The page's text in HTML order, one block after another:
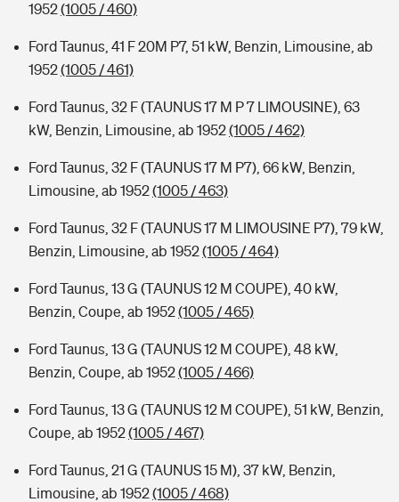
1952(1005 / 460)
Ford Taunus, 41 F 20M P7, 51 kW, Benzin, Limousine, ab
1952(1005 / 461)
Ford Taunus, 32 F (TAUNUS 17 M P 7 LIMOUSINE), 63
kW, Benzin, Limousine, ab 1952(1005 / 462)
Ford Taunus, 32 F (TAUNUS 17 M P7), 66 kW, Benzin,
Limousine, ab 1952(1005 / 463)
Ford Taunus, 32 F (TAUNUS 17 M LIMOUSINE P7), 79 kW,
Benzin, Limousine, ab 1952(1005 / 464)
Ford Taunus, 13 G (TAUNUS 12 M COUPE), 40 kW,
Benzin, Coupe, ab 1952(1005 / 465)
Ford Taunus, 13 G (TAUNUS 12 M COUPE), 48 kW,
Benzin, Coupe, ab 1952(1005 / 466)
Ford Taunus, 13 G (TAUNUS 12 M COUPE), 51 kW, Benzin,
Coupe, ab 1952(1005 / 467)
Ford Taunus, 21 G (TAUNUS 15 M), 37 kW, Benzin,
Limousine, ab 1952(1005 / 468)